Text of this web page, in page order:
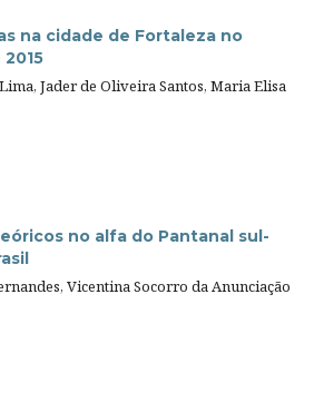
na cidade de Fortaleza no
Jader de Oliveira Santos, Maria Elisa
no alfa do Pantanal sul-
Vicentina Socorro da Anunciação